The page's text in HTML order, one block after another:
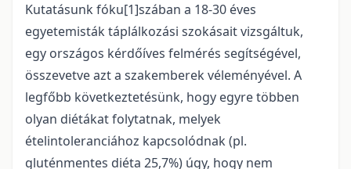
Kutatásunk fóku[1]szában a 18-30 éves
egyetemisták táplálkozási szokásait vizsgáltuk,
egy országos kérdőíves felmérés segítségével,
összevetve azt a szakemberek véleményével. A
legfőbb következtetésünk, hogy egyre többen
olyan diétákat folytatnak, melyek
ételintoleranciához kapcsolódnak (pl.
gluténmentes diéta 25,7%) úgy, hogy nem